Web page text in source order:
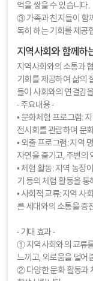
억을 쌓을 수 있습니다.
③ 가족과 친지들이 함
독히 하는 기회를 제공
지역사회와 함께하
지역사회와의 소통과
기회를 제공하여 삶의
들이 사회와의 연결감
- 주요내용 -
• 문화체험 프로그램:
전시회를 관람하며 문
• 외출 프로그램: 지역
자연을 즐기고, 주변의
• 체험 활동: 지역 농장
기 등의 체험 활동을
• 사회적 교류: 지역 사
른 세대와의 소통을 증
- 기대 효과 -
① 지역사회와의 교류
느끼고, 외로움을 덜어
② 다양한 문화 활동과